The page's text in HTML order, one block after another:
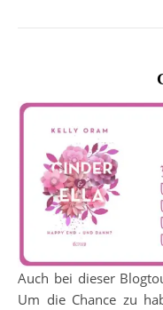
Auch bei dieser
Um die Chance zu